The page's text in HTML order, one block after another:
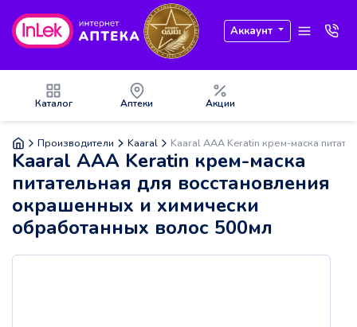
Аккаунт
Каталог Аптеки Акции
Производители Kaaral Kaaral AAA Keratin крем-маска
Kaaral AAA Keratin крем-маска
питательная для восстановления
окрашенных и химически
обработанных волос 500мл